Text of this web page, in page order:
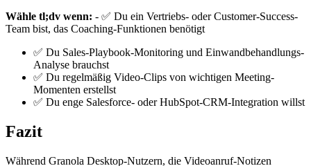
Wähle tl;dv wenn: - ✅ Du ein Vertriebs- oder Customer-Success-
Team bist, das Coaching-Funktionen benötigt
✅ Du Sales-Playbook-Monitoring und Einwandbehandlungs-
Analyse brauchst
✅ Du regelmäßig Video-Clips von wichtigen Meeting-
Momenten erstellst
✅ Du enge Salesforce- oder HubSpot-CRM-Integration willst
Fazit
Während Granola Desktop-Nutzern, die Videoanruf-Notizen